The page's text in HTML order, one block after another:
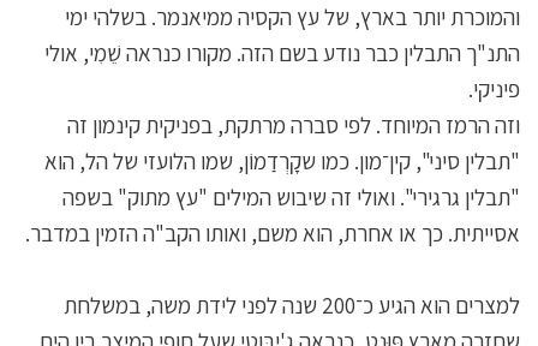
והמוכרת יותר בארץ, של עץ הקסיה ממיאנמר. בשלהי ימי
התנ"ך התבלין כבר נודע בשם הזה. מקורו כנראה שֵׁמִי, אולי
פיניקי.
וזה הרמז המיוחד. לפי סברה מרתקת, בפניקית קינמון זה
"תבלין סיני", קין־מון. כמו שקָרְדַמוֹן, שמו הלועזי של הל, הוא
"תבלין גרגירי". ואולי זה שיבוש המילים "עץ מתוק" בשפה
אסייתית. כך או אחרת, הוא משם, ואותו הקב"ה הזמין במדבר.
למצרים הוא הגיע כ־200 שנה לפני לידת משה, במשלחת